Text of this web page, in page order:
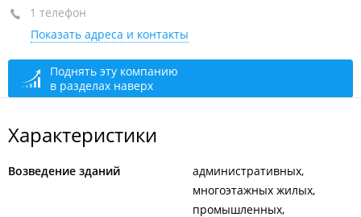
оф. 2
+7 (423) 239-39-35
сегодня закрыто
1 телефон
Показать адреса и контакты
Поднять эту компанию
в разделах наверх
Характеристики
Возведение зданий
административных
многоэтажных жилых
промышленных